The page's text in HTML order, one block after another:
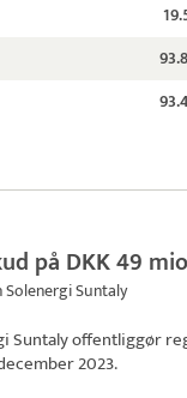
på DKK 49
Suntaly
Suntalyoffentliggør
2023.